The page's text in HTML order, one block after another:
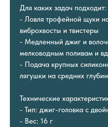
Для каких задач подходит:
- Ловля трофейной щуки
виброхвосты и твистеры
- Медленный джиг и
мелководным поливам и
- Подача крупных
лягушки на средних
Технические
- Тип: джиг-головка с
- Вес: 16 г